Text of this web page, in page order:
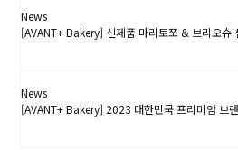
News
[AVANT+ Bakery] 신제품 마리토쪼 & 브리오슈
News
[AVANT+ Bakery] 2023 대한민국 프리미엄 브